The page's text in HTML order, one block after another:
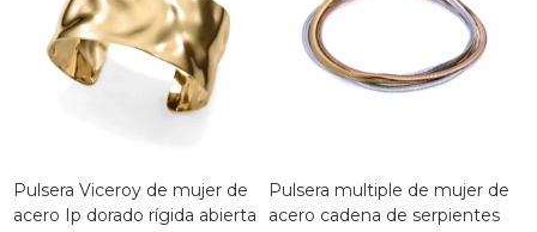
Pulsera Viceroy de mujer de
acero Ip dorado rígida abierta
Pulsera multiple de mujer de
acero cadena de serpientes